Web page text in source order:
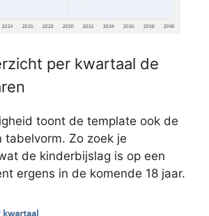
per kwartaal de
toont de template ook de
tabelvorm. Zo zoek je
de kinderbijslag is op een
ergens in de komende 18 jaar.